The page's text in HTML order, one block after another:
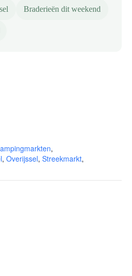
Braderieën dit weekend
,
, Overijssel, Streekmarkt,